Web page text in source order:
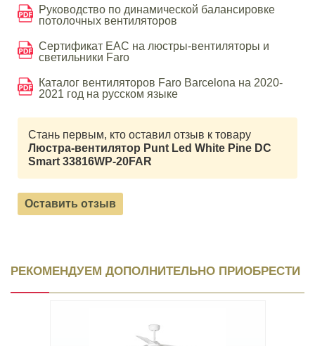
Руководство по динамической балансировке
потолочных вентиляторов
Сертификат EAC на люстры-вентиляторы и
светильники Faro
Каталог вентиляторов Faro Barcelona на 2020-
2021 год на русском языке
Стань первым, кто оставил отзыв к товару
Люстра-вентилятор Punt Led White Pine DC
Smart 33816WP-20FAR
Оставить отзыв
РЕКОМЕНДУЕМ ДОПОЛНИТЕЛЬНО ПРИОБРЕСТИ